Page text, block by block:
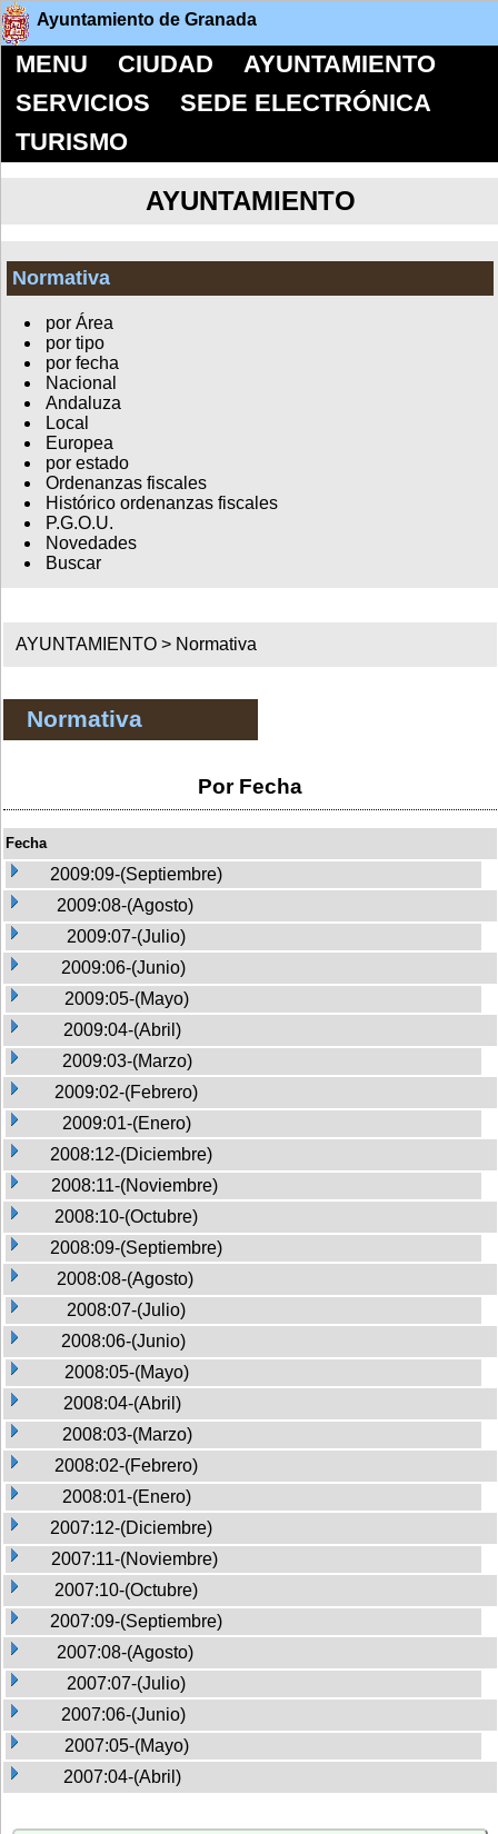
Ayuntamiento de Granada
MENU CIUDAD
AYUNTAMIENTO
SERVICIOS
SEDE ELECTRÓNICA
TURISMO
AYUNTAMIENTO
Normativa
por Área
por tipo
por fecha
Nacional
Andaluza
Local
Europea
por estado
Ordenanzas fiscales
Histórico ordenanzas fiscales
P.G.O.U.
Novedades
Buscar
AYUNTAMIENTO > Normativa
Normativa
Por Fecha
Fecha
2009:09-(Septiembre)
2009:08-(Agosto)
2009:07-(Julio)
2009:06-(Junio)
2009:05-(Mayo)
2009:04-(Abril)
2009:03-(Marzo)
2009:02-(Febrero)
2009:01-(Enero)
2008:12-(Diciembre)
2008:11-(Noviembre)
2008:10-(Octubre)
2008:09-(Septiembre)
2008:08-(Agosto)
2008:07-(Julio)
2008:06-(Junio)
2008:05-(Mayo)
2008:04-(Abril)
2008:03-(Marzo)
2008:02-(Febrero)
2008:01-(Enero)
2007:12-(Diciembre)
2007:11-(Noviembre)
2007:10-(Octubre)
2007:09-(Septiembre)
2007:08-(Agosto)
2007:07-(Julio)
2007:06-(Junio)
2007:05-(Mayo)
2007:04-(Abril)